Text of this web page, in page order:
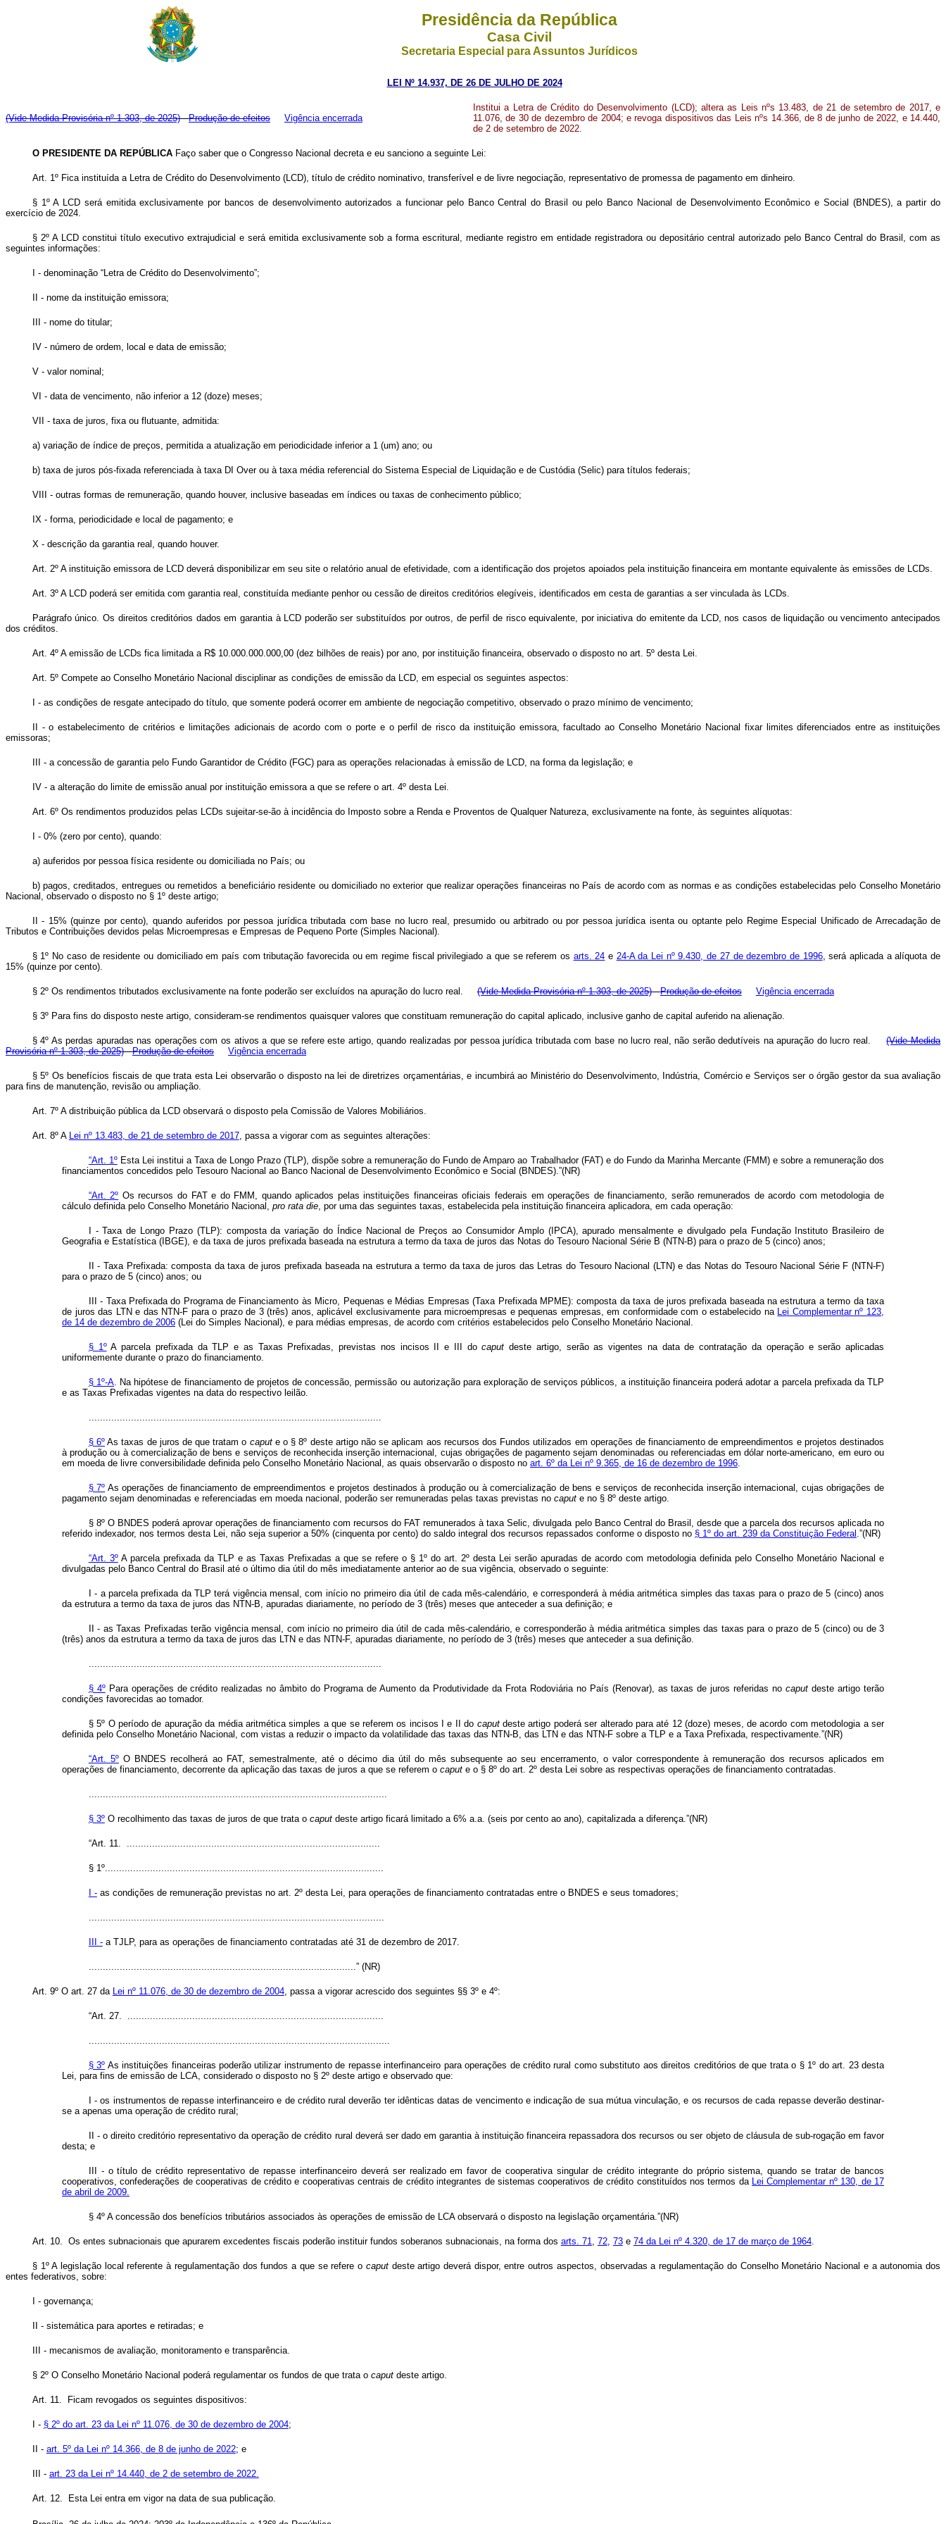
Presidência da República
Casa Civil
Secretaria Especial para Assuntos Jurídicos
LEI Nº 14.937, DE 26 DE JULHO DE 2024
(Vide Medida Provisória nº 1.303, de 2025) Produção de efeitos Vigência encerrada
Institui a Letra de Crédito do Desenvolvimento (LCD); altera as Leis nºs 13.483, de 21 de setembro de 2017, e
11.076, de 30 de dezembro de 2004; e revoga dispositivos das Leis nºs 14.366, de 8 de junho de 2022, e 14.440,
de 2 de setembro de 2022.
O PRESIDENTE DA REPÚBLICAFaço saber que o Congresso Nacional decreta e eu sanciono a seguinte Lei:
Art. 1º Fica instituída a Letra de Crédito do Desenvolvimento (LCD), título de crédito nominativo, transferível e de livre negociação, representativo de promessa de pagamento em dinheiro.
§ 1º A LCD será emitida exclusivamente por bancos de desenvolvimento autorizados a funcionar pelo Banco Central do Brasil ou pelo Banco Nacional de Desenvolvimento Econômico e Social (BNDES), a partir do
exercício de 2024.
§ 2º A LCD constitui título executivo extrajudicial e será emitida exclusivamente sob a forma escritural, mediante registro em entidade registradora ou depositário central autorizado pelo Banco Central do Brasil, com as
seguintes informações:
I - denominação “Letra de Crédito do Desenvolvimento”;
II - nome da instituição emissora;
III - nome do titular;
IV - número de ordem, local e data de emissão;
V - valor nominal;
VI - data de vencimento, não inferior a 12 (doze) meses;
VII - taxa de juros, fixa ou flutuante, admitida:
a) variação de índice de preços, permitida a atualização em periodicidade inferior a 1 (um) ano; ou
b) taxa de juros pós-fixada referenciada à taxa DI Over ou à taxa média referencial do Sistema Especial de Liquidação e de Custódia (Selic) para títulos federais;
VIII - outras formas de remuneração, quando houver, inclusive baseadas em índices ou taxas de conhecimento público;
IX - forma, periodicidade e local de pagamento; e
X - descrição da garantia real, quando houver.
Art. 2º A instituição emissora de LCD deverá disponibilizar em seu site o relatório anual de efetividade, com a identificação dos projetos apoiados pela instituição financeira em montante equivalente às emissões de LCDs.
Art. 3º A LCD poderá ser emitida com garantia real, constituída mediante penhor ou cessão de direitos creditórios elegíveis, identificados em cesta de garantias a ser vinculada às LCDs.
Parágrafo único. Os direitos creditórios dados em garantia à LCD poderão ser substituídos por outros, de perfil de risco equivalente, por iniciativa do emitente da LCD, nos casos de liquidação ou vencimento antecipados
dos créditos.
Art. 4º A emissão de LCDs fica limitada a R$ 10.000.000.000,00 (dez bilhões de reais) por ano, por instituição financeira, observado o disposto no art. 5º desta Lei.
Art. 5º Compete ao Conselho Monetário Nacional disciplinar as condições de emissão da LCD, em especial os seguintes aspectos:
I - as condições de resgate antecipado do título, que somente poderá ocorrer em ambiente de negociação competitivo, observado o prazo mínimo de vencimento;
II - o estabelecimento de critérios e limitações adicionais de acordo com o porte e o perfil de risco da instituição emissora, facultado ao Conselho Monetário Nacional fixar limites diferenciados entre as instituições
emissoras;
III - a concessão de garantia pelo Fundo Garantidor de Crédito (FGC) para as operações relacionadas à emissão de LCD, na forma da legislação; e
IV - a alteração do limite de emissão anual por instituição emissora a que se refere o art. 4º desta Lei.
Art. 6º Os rendimentos produzidos pelas LCDs sujeitar-se-ão à incidência do Imposto sobre a Renda e Proventos de Qualquer Natureza, exclusivamente na fonte, às seguintes alíquotas:
I - 0% (zero por cento), quando:
a) auferidos por pessoa física residente ou domiciliada no País; ou
b) pagos, creditados, entregues ou remetidos a beneficiário residente ou domiciliado no exterior que realizar operações financeiras no País de acordo com as normas e as condições estabelecidas pelo Conselho Monetário
Nacional, observado o disposto no § 1º deste artigo;
II - 15% (quinze por cento), quando auferidos por pessoa jurídica tributada com base no lucro real, presumido ou arbitrado ou por pessoa jurídica isenta ou optante pelo Regime Especial Unificado de Arrecadação de
Tributos e Contribuições devidos pelas Microempresas e Empresas de Pequeno Porte (Simples Nacional).
§ 1º No caso de residente ou domiciliado em país com tributação favorecida ou em regime fiscal privilegiado a que se referem os arts. 24 e 24-A da Lei nº 9.430, de 27 de dezembro de 1996, será aplicada a alíquota de
15% (quinze por cento).
§ 2º Os rendimentos tributados exclusivamente na fonte poderão ser excluídos na apuração do lucro real.(Vide Medida Provisória nº 1.303, de 2025) Produção de efeitos Vigência encerrada
§ 3º Para fins do disposto neste artigo, consideram-se rendimentos quaisquer valores que constituam remuneração do capital aplicado, inclusive ganho de capital auferido na alienação.
§ 4º As perdas apuradas nas operações com os ativos a que se refere este artigo, quando realizadas por pessoa jurídica tributada com base no lucro real, não serão dedutíveis na apuração do lucro real.(Vide Medida
Provisória nº 1.303, de 2025)
Produção de efeitos Vigência encerrada
§ 5º Os benefícios fiscais de que trata esta Lei observarão o disposto na lei de diretrizes orçamentárias, e incumbirá ao Ministério do Desenvolvimento, Indústria, Comércio e Serviços ser o órgão gestor da sua avaliação
para fins de manutenção, revisão ou ampliação.
Art. 7º A distribuição pública da LCD observará o disposto pela Comissão de Valores Mobiliários.
Art. 8º A Lei nº 13.483, de 21 de setembro de 2017, passa a vigorar com as seguintes alterações:
“Art. 1ºEsta Lei institui a Taxa de Longo Prazo (TLP), dispõe sobre a remuneração do Fundo de Amparo ao Trabalhador (FAT) e do Fundo da Marinha Mercante (FMM) e sobre a remuneração dos
financiamentos concedidos pelo Tesouro Nacional ao Banco Nacional de Desenvolvimento Econômico e Social (BNDES).”(NR)
“Art. 2º Os recursos do FAT e do FMM, quando aplicados pelas instituições financeiras oficiais federais em operações de financiamento, serão remunerados de acordo com metodologia de
cálculo definida pelo Conselho Monetário Nacional, pro rata die, por uma das seguintes taxas, estabelecida pela instituição financeira aplicadora, em cada operação:
I - Taxa de Longo Prazo (TLP): composta da variação do Índice Nacional de Preços ao Consumidor Amplo (IPCA), apurado mensalmente e divulgado pela Fundação Instituto Brasileiro de
Geografia e Estatística (IBGE), e da taxa de juros prefixada baseada na estrutura a termo da taxa de juros das Notas do Tesouro Nacional Série B (NTN-B) para o prazo de 5 (cinco) anos;
II - Taxa Prefixada: composta da taxa de juros prefixada baseada na estrutura a termo da taxa de juros das Letras do Tesouro Nacional (LTN) e das Notas do Tesouro Nacional Série F (NTN-F)
para o prazo de 5 (cinco) anos; ou
III - Taxa Prefixada do Programa de Financiamento às Micro, Pequenas e Médias Empresas (Taxa Prefixada MPME): composta da taxa de juros prefixada baseada na estrutura a termo da taxa
de juros das LTN e das NTN-F para o prazo de 3 (três) anos, aplicável exclusivamente para microempresas e pequenas empresas, em conformidade com o estabelecido na Lei Complementar nº 123,
de 14 de dezembro de 2006 (Lei do Simples Nacional), e para médias empresas, de acordo com critérios estabelecidos pelo Conselho Monetário Nacional.
§ 1ºA parcela prefixada da TLP e as Taxas Prefixadas, previstas nos incisos II e III docaput deste artigo, serão as vigentes na data de contratação da operação e serão aplicadas
uniformemente durante o prazo do financiamento.
§ 1º-A. Na hipótese de financiamento de projetos de concessão, permissão ou autorização para exploração de serviços públicos, a instituição financeira poderá adotar a parcela prefixada da TLP
e as Taxas Prefixadas vigentes na data do respectivo leilão.
........................................................................................................
§ 6ºAs taxas de juros de que tratam o capute o § 8º deste artigo não se aplicam aos recursos dos Fundos utilizados em operações de financiamento de empreendimentos e projetos destinados
à produção ou à comercialização de bens e serviços de reconhecida inserção internacional, cujas obrigações de pagamento sejam denominadas ou referenciadas em dólar norte-americano, em euro ou
em moeda de livre conversibilidade definida pelo Conselho Monetário Nacional, as quais observarão o disposto no art. 6º da Lei nº 9.365, de 16 de dezembro de 1996.
§ 7º As operações de financiamento de empreendimentos e projetos destinados à produção ou à comercialização de bens e serviços de reconhecida inserção internacional, cujas obrigações de
pagamento sejam denominadas e referenciadas em moeda nacional, poderão ser remuneradas pelas taxas previstas no caput e no § 8º deste artigo.
§ 8º O BNDES poderá aprovar operações de financiamento com recursos do FAT remunerados à taxa Selic, divulgada pelo Banco Central do Brasil, desde que a parcela dos recursos aplicada no
referido indexador, nos termos desta Lei, não seja superior a 50% (cinquenta por cento) do saldo integral dos recursos repassados conforme o disposto no § 1º do art. 239 da Constituição Federal .”(NR)
“Art. 3ºA parcela prefixada da TLP e as Taxas Prefixadas a que se refere o § 1º do art. 2º desta Lei serão apuradas de acordo com metodologia definida pelo Conselho Monetário Nacional e
divulgadas pelo Banco Central do Brasil até o último dia útil do mês imediatamente anterior ao de sua vigência, observado o seguinte:
I - a parcela prefixada da TLP terá vigência mensal, com início no primeiro dia útil de cada mês-calendário, e corresponderá à média aritmética simples das taxas para o prazo de 5 (cinco) anos
da estrutura a termo da taxa de juros das NTN-B, apuradas diariamente, no período de 3 (três) meses que anteceder a sua definição; e
II - as Taxas Prefixadas terão vigência mensal, com início no primeiro dia útil de cada mês-calendário, e corresponderão à média aritmética simples das taxas para o prazo de 5 (cinco) ou de 3
(três) anos da estrutura a termo da taxa de juros das LTN e das NTN-F, apuradas diariamente, no período de 3 (três) meses que anteceder a sua definição.
........................................................................................................
§ 4ºPara operações de crédito realizadas no âmbito do Programa de Aumento da Produtividade da Frota Rodoviária no País (Renovar), as taxas de juros referidas nocaput deste artigo terão
condições favorecidas ao tomador.
§ 5º O período de apuração da média aritmética simples a que se referem os incisos I e II do caputdeste artigo poderá ser alterado para até 12 (doze) meses, de acordo com metodologia a ser
definida pelo Conselho Monetário Nacional, com vistas a reduzir o impacto da volatilidade das taxas das NTN-B, das LTN e das NTN-F sobre a TLP e a Taxa Prefixada, respectivamente.”(NR)
“Art. 5ºO BNDES recolherá ao FAT, semestralmente, até o décimo dia útil do mês subsequente ao seu encerramento, o valor correspondente à remuneração dos recursos aplicados em
operações de financiamento, decorrente da aplicação das taxas de juros a que se referem o caput e o § 8º do art. 2º desta Lei sobre as respectivas operações de financiamento contratadas.
..........................................................................................................
§ 3ºO recolhimento das taxas de juros de que trata o caputdeste artigo ficará limitado a 6% a.a. (seis por cento ao ano), capitalizada a diferença.”(NR)
“Art. 11. ..........................................................................................
§ 1º...................................................................................................
I -as condições de remuneração previstas no art. 2º desta Lei, para operações de financiamento contratadas entre o BNDES e seus tomadores;
.........................................................................................................
III -a TJLP, para as operações de financiamento contratadas até 31 de dezembro de 2017.
...............................................................................................” (NR)
Art. 9º O art. 27 da Lei nº 11.076, de 30 de dezembro de 2004, passa a vigorar acrescido dos seguintes §§ 3º e 4º:
“Art. 27. ...........................................................................................
...........................................................................................................
§ 3º As instituições financeiras poderão utilizar instrumento de repasse interfinanceiro para operações de crédito rural como substituto aos direitos creditórios de que trata o § 1º do art. 23 desta
Lei, para fins de emissão de LCA, considerado o disposto no § 2º deste artigo e observado que:
I - os instrumentos de repasse interfinanceiro e de crédito rural deverão ter idênticas datas de vencimento e indicação de sua mútua vinculação, e os recursos de cada repasse deverão destinar-
se a apenas uma operação de crédito rural;
II - o direito creditório representativo da operação de crédito rural deverá ser dado em garantia à instituição financeira repassadora dos recursos ou ser objeto de cláusula de sub-rogação em favor
desta; e
III - o título de crédito representativo de repasse interfinanceiro deverá ser realizado em favor de cooperativa singular de crédito integrante do próprio sistema, quando se tratar de bancos
cooperativos, confederações de cooperativas de crédito e cooperativas centrais de crédito integrantes de sistemas cooperativos de crédito constituídos nos termos da Lei Complementar nº 130, de 17
de abril de 2009.
§ 4º A concessão dos benefícios tributários associados às operações de emissão de LCA observará o disposto na legislação orçamentária.”(NR)
Art. 10. Os entes subnacionais que apurarem excedentes fiscais poderão instituir fundos soberanos subnacionais, na forma dos arts. 71, 72, 73e 74 da Lei nº 4.320, de 17 de março de 1964.
§ 1º A legislação local referente à regulamentação dos fundos a que se refere o caputdeste artigo deverá dispor, entre outros aspectos, observadas a regulamentação do Conselho Monetário Nacional e a autonomia dos
entes federativos, sobre:
I - governança;
II - sistemática para aportes e retiradas; e
III - mecanismos de avaliação, monitoramento e transparência.
§ 2º O Conselho Monetário Nacional poderá regulamentar os fundos de que trata o caputdeste artigo.
Art. 11. Ficam revogados os seguintes dispositivos:
I - § 2º do art. 23 da Lei nº 11.076, de 30 de dezembro de 2004;
II - art. 5º da Lei nº 14.366, de 8 de junho de 2022; e
III - art. 23 da Lei nº 14.440, de 2 de setembro de 2022.
Art. 12. Esta Lei entra em vigor na data de sua publicação.